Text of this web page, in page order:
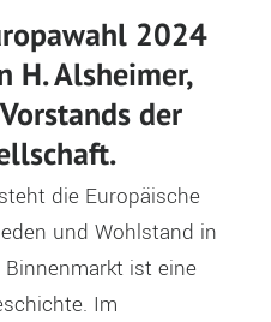
2024
H. Alsheimer,
der
die Europäische
und Wohlstand in
ist eine
Im